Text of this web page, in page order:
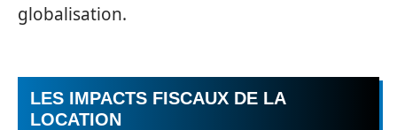
globalisation.
LES IMPACTS FISCAUX DE LA
LOCATION